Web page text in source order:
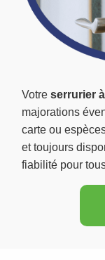
Votre serrurier
majorations
carte ou
et toujours
fiabilité pour